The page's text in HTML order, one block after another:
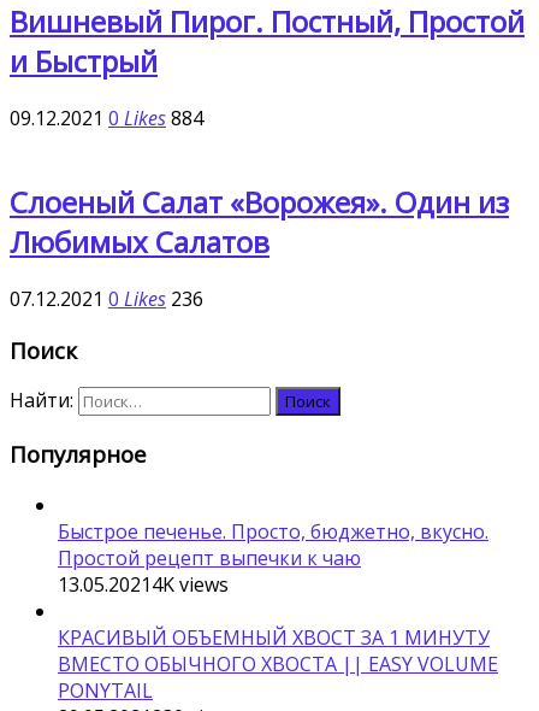
Вишневый Пирог. Постный, Простой
и Быстрый
09.12.2021 0 Likes884
Слоеный Салат «Ворожея». Один из
Любимых Салатов
07.12.2021 0 Likes 236
Поиск
Найти:
Популярное
Быстрое печенье. Просто, бюджетно, вкусно.
Простой рецепт выпечки к чаю
13.05.20214Kviews
КРАСИВЫЙ ОБЪЕМНЫЙ ХВОСТ ЗА 1 МИНУТУ
ВМЕСТО ОБЫЧНОГО ХВОСТА || EASY VOLUME
PONYTAIL